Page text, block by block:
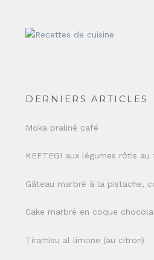
DERNIERS ARTICLES
Moka praliné café
KEFTEGI aux légumes rôtis au
Gâteau marbré à la pistache,
Cake marbré en coque
Tiramisu al limone (au citron)